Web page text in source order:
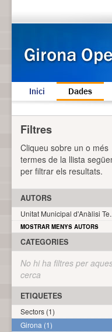
Inici Dades
Filtres
Cliqueu sobre un o més
termes de la llista
per filtrar els resultats.
AUTORS
Unitat Municipal d'Anàlisi
MOSTRAR MENYS AUTORS
CATEGORIES
No hi ha filtres per
cerca
ETIQUETES
Sectors (1)
Girona (1)